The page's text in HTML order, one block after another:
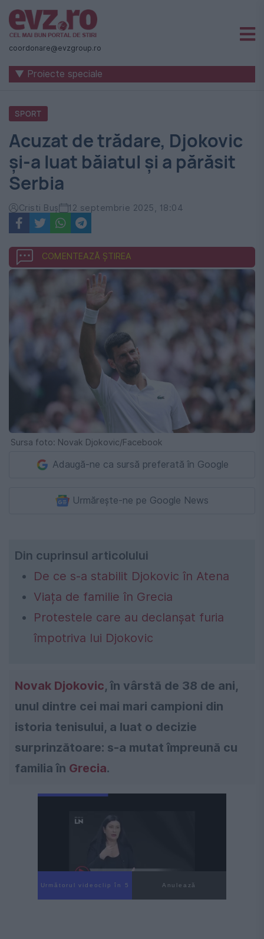
Știri
naționale
internaționale
România
-
Evenimentul
Zilei
coordonare@evzgroup.ro
▼ Proiecte speciale
SPORT
Acuzat de trădare, Djokovic
și-a luat băiatul și a părăsit
Serbia
Cristi Buș 12 septembrie 2025, 18:04
COMENTEAZĂ ȘTIREA
Sursa foto: Novak Djokovic/Facebook
Adaugă-ne ca sursă preferată în Google
Urmărește-ne pe Google News
Din cuprinsul articolului
De ce s-a stabilit Djokovic în Atena
Viața de familie în Grecia
Protestele care au declanșat furia
împotriva lui Djokovic
Novak Djokovic, în vârstă de 38 de ani,
unul dintre cei mai mari campioni din
istoria tenisului, a luat o decizie
surprinzătoare: s-a mutat împreună cu
familia în Grecia.
Următorul videoclip în 4 Anulează